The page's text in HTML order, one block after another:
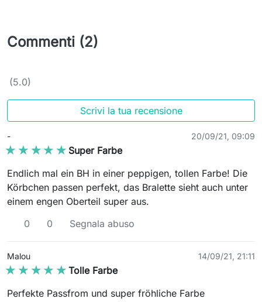
Commenti (2)
(5.0)
Scrivi la tua recensione
- 20/09/21, 09:09
★★★★★
★★★★★ Super Farbe
Endlich mal ein BH in einer peppigen, tollen Farbe! Die
Körbchen passen perfekt, das Bralette sieht auch unter
einem engen Oberteil super aus.
0
0 Segnala abuso
Malou 14/09/21, 21:11
★★★★★
★★★★★ Tolle Farbe
Perfekte Passfrom und super fröhliche Farbe